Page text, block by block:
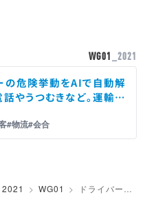
WG01 _2021
の危険挙動をAIで自動解
話やうつむきなど。運輸デ
」WG活動で無料モニター
#物流#会合
2021 WG01
ドライバーの